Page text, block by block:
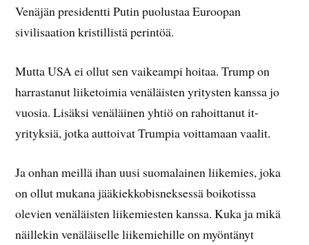
Venäjän presidentti Putin puolustaa Euroopan
sivilisaation kristillistä perintöä.
Mutta USA ei ollut sen vaikeampi hoitaa. Trump on
harrastanut liiketoimia venäläisten yritysten kanssa jo
vuosia. Lisäksi venäläinen yhtiö on rahoittanut it-
yrityksiä, jotka auttoivat Trumpia voittamaan vaalit.
Ja onhan meillä ihan uusi suomalainen liikemies, joka
on ollut mukana jääkiekkobisneksessä boikotissa
olevien venäläisten liikemiesten kanssa. Kuka ja mikä
näillekin venäläiselle liikemiehille on myöntänyt